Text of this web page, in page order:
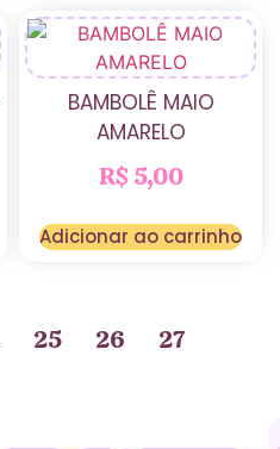
BAMBOLÊ MAIO
AMARELO
R$ 5,00
Adicionar ao carrinho
25 26
27